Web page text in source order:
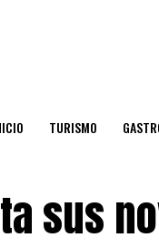
TURISMO
sus